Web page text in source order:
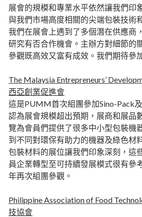
展會的規模和專業水平依然讓我們印
與我們市場高度相關的尖端包裝技術
我們在展會上遇到了多個潛在供應商
研究有否合作機會。主辦方對細節的
參觀既高效又富有成效。我們期待參
The Malaysia Entrepreneurs’
西亞創業促進會
這是PUMM首次組團參加Sino-Pack
認為展會規模超出預期，展商和展品
覽為會員們提供了很多中小型包裝機
到不同對環保有助力的機器及綠色材
包裝材料的展位讓我們印象深刻，這
員企業轉型至可持續發展模式很有參
年再次組團參觀。
Philippine Association of Food
技協會